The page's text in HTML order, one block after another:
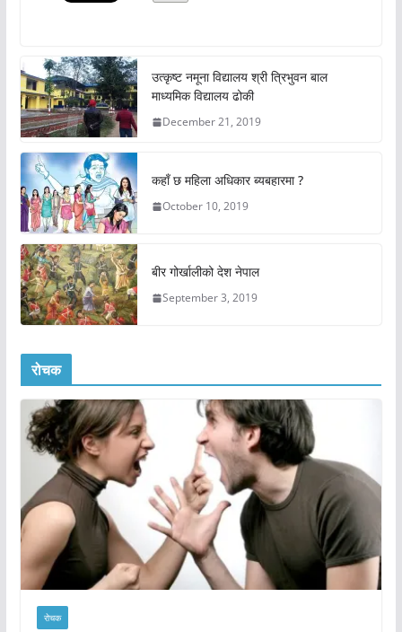
उत्कृष्ट नमूना विद्यालय श्री त्रिभुवन बाल
माध्यमिक विद्यालय ढोकी
December 21, 2019
कहाँ छ महिला अधिकार ब्यबहारमा ?
October 10, 2019
बीर गोर्खालीको देश नेपाल
September 3, 2019
रोचक
रोचक